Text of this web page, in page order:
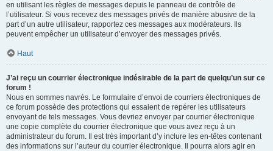
en utilisant les règles de messages depuis le panneau de contrôle de
l’utilisateur. Si vous recevez des messages privés de manière abusive de la
part d’un autre utilisateur, rapportez ces messages aux modérateurs. Ils
peuvent empêcher un utilisateur d’envoyer des messages privés.
Haut
J’ai reçu un courrier électronique indésirable de la part de quelqu’un sur ce
forum !
Nous en sommes navrés. Le formulaire d’envoi de courriers électroniques de
ce forum possède des protections qui essaient de repérer les utilisateurs
envoyant de tels messages. Vous devriez envoyer par courrier électronique
une copie complète du courrier électronique que vous avez reçu à un
administrateur du forum. Il est très important d’y inclure les en-têtes contenant
des informations sur l’auteur du courrier électronique. Il pourra alors agir en